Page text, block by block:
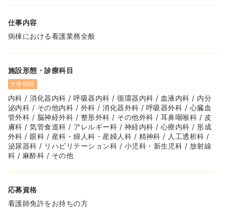
入れる予定です。
にアジアの世界的ハブ病院として発展していく予定です
◆海外からの患者様には、言語別の国際ラウンジを設置し
ており、多言語に対応するスタッフが常駐し、ハラル食に
代表される食の多様性や宗教など文化面にも配慮しながら
えた健康増進センターでは、医師やメディカルスタッフが
医学的な視点から患者様の健康づくりをサポートできる環
境を充実させています。
◆看護スタッフにも外国籍の方がいらっしゃり、グローバ
ルな雰囲気を感じる事のできる職場です。
≪国際医療福祉大学成田病院がある成田市はとても住みや
すい街です≫
◆若い方が多い街です！成田市は、千葉県で浦安に次いで
2番目に平均年齢の若い都市です！
します。また、成田空港関連のサービス業も多く、空港関
連企業に勤めている人だけでも2万人以上は住んでいると
いわれています。こうした人たちの多くが、20～40代の
仕事内容
病棟における看護業務全般
施設形態・診療科目
大学病院
内科 / 消化器内科 / 呼吸器内科 / 循環器内科 / 血液内科 / 内分
泌内科 / その他内科 / 外科 / 消化器外科 / 呼吸器外科 / 心臓血
管外科 / 脳神経外科 / 整形外科 / その他外科 / 耳鼻咽喉科 / 皮
膚科 / 気管食道科 / アレルギー科 / 神経内科 / 心療内科 / 形成
外科 / 眼科 / 産科・婦人科・産婦人科 / 精神科 / 人工透析科 /
泌尿器科 / リハビリテーション科 / 小児科・新生児科 / 放射線
科 / 麻酔科 / その他
応募資格
看護師免許をお持ちの方